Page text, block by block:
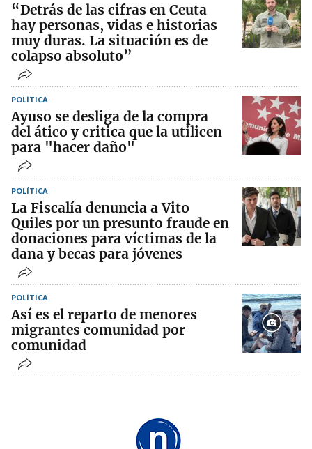
“Detrás de las cifras en Ceuta
hay personas, vidas e historias
muy duras. La situación es de
colapso absoluto”
POLÍTICA
Ayuso se desliga de la compra
del ático y critica que la utilicen
para "hacer daño"
POLÍTICA
La Fiscalía denuncia a Vito
Quiles por un presunto fraude en
donaciones para víctimas de la
dana y becas para jóvenes
POLÍTICA
Así es el reparto de menores
migrantes comunidad por
comunidad